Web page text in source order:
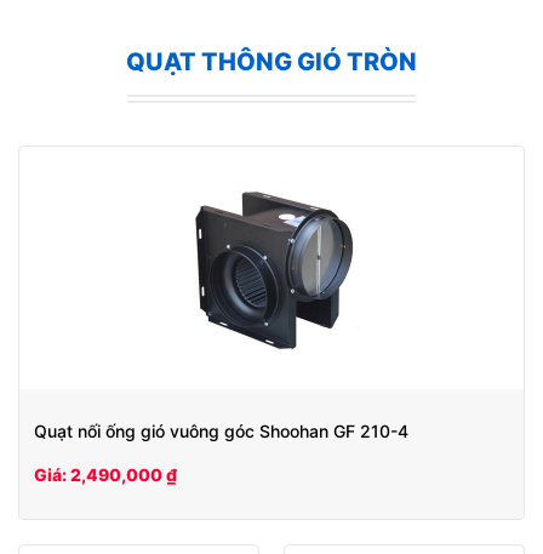
QUẠT THÔNG GIÓ TRÒN
Quạt nối ống gió vuông góc Shoohan GF 210-4
Giá: 2,490,000 ₫